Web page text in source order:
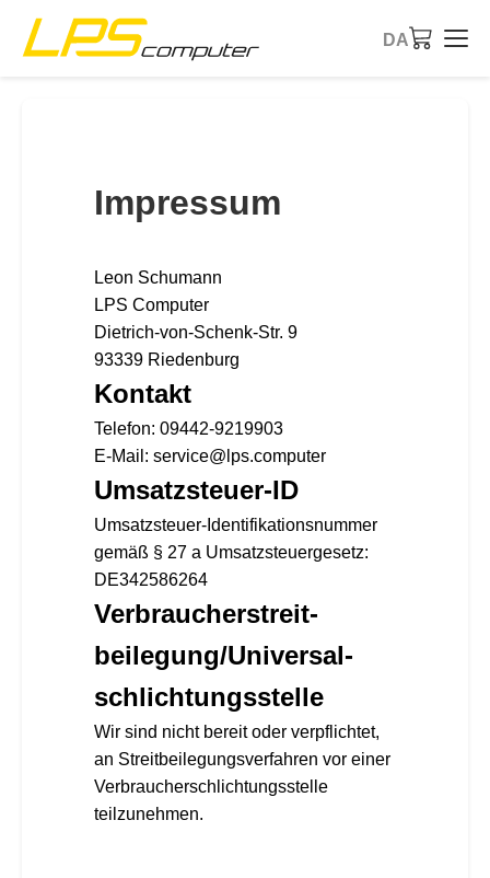
DA
eBay butik
Impressum
Leon Schumann
LPS Computer
Dietrich-von-Schenk-Str. 9
93339 Riedenburg
Kontakt
Telefon: 09442-9219903
E-Mail: service@lps.computer
Umsatzsteuer-ID
Umsatzsteuer-Identifikationsnummer
gemäß § 27 a Umsatzsteuergesetz:
DE342586264
Verbraucher­streit­
beilegung/Universal­
schlichtungs­stelle
Wir sind nicht bereit oder verpflichtet,
an Streitbeilegungsverfahren vor einer
Verbraucherschlichtungsstelle
teilzunehmen.